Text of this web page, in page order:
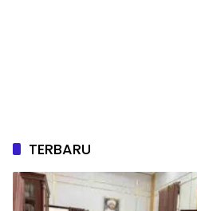
TERBARU